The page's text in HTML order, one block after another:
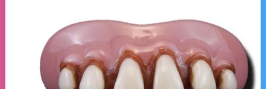
Klantenservice
Inloggen